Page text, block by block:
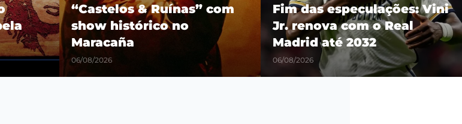
com
Fim das especulações: Vini
Jr. renova com o Real
Madrid até 2032
06/08/2026
show em São Paulo como
parte da turnê mundial
‘Son of Spergy’
05/08/2026